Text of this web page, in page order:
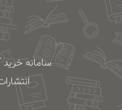
سامانه